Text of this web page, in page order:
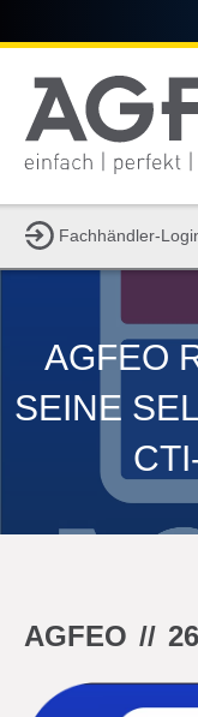
Fachhändler-
AGFEO
SEINE
AGFEO //